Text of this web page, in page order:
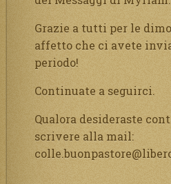
Grazie a tutti per le
affetto che ci avete
periodo!
Continuate a seguirci.
Qualora desideraste
scrivere alla mail: